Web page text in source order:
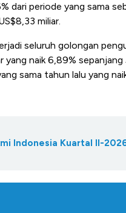
dari periode yang sama
miliar.
seluruh golongan
yang naik 6,89%
sama tahun lalu yang
Indonesia Kuartal II-
Ada Kabar
RI